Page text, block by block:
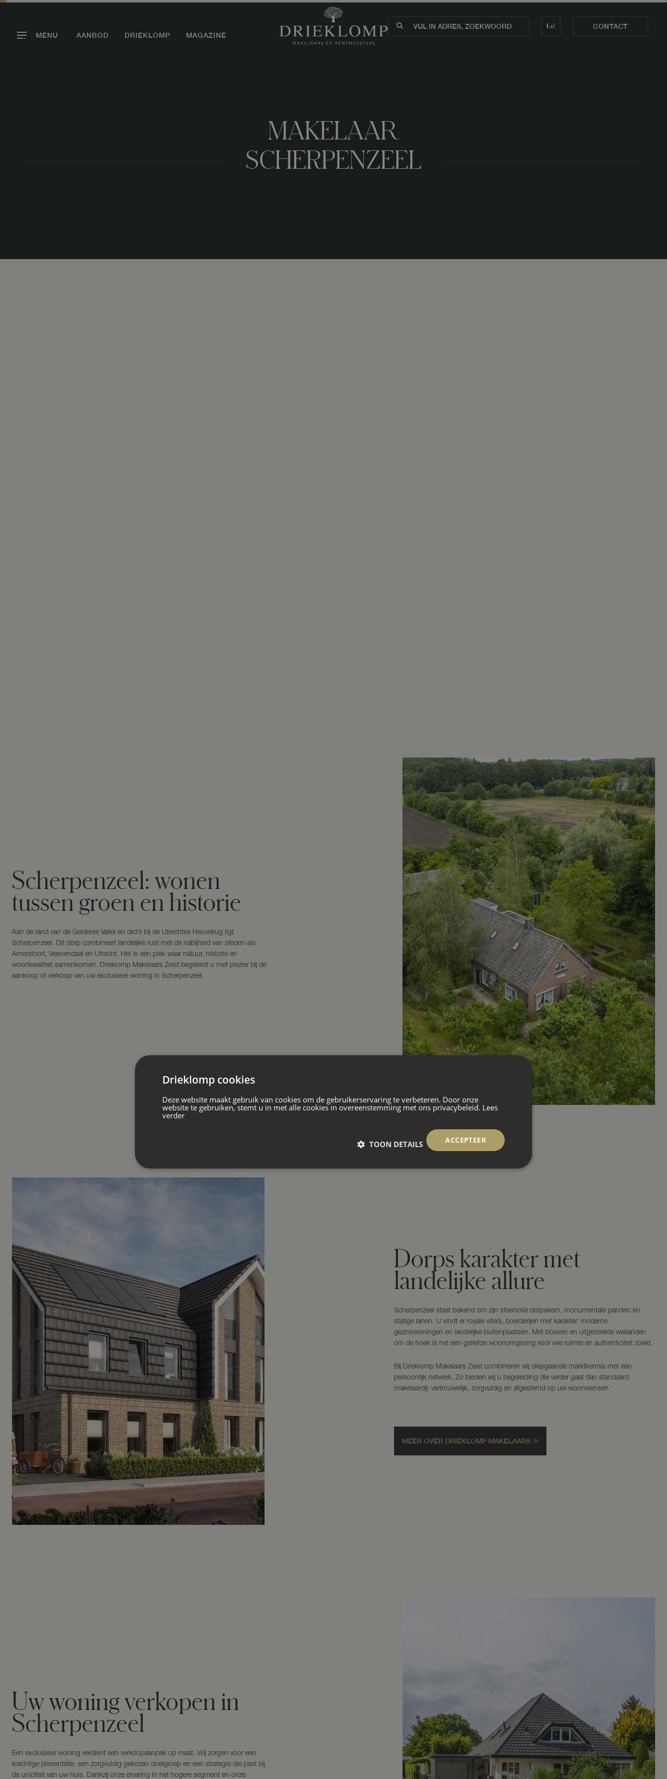
MENU AANBOD DRIEKLOMP MAGAZINE
CONTACT
MAKELAAR
SCHERPENZEEL
Scherpenzeel: wonen
tussen groen en historie
Aan de rand van de Gelderse Vallei en dicht bij de Utrechtse Heuvelrug ligt
Scherpenzeel. Dit dorp combineert landelijke rust met de nabijheid van steden als
Amersfoort, Veenendaal en Utrecht. Het is een plek waar natuur, historie en
woonkwaliteit samenkomen. Drieklomp Makelaars Zeist begeleidt u met plezier bij de
aankoop of verkoop van uw exclusieve woning in Scherpenzeel.
Dorps karakter met
landelijke allure
Scherpenzeel staat bekend om zijn sfeervolle dorpskern, monumentale panden en
statige lanen. U vindt er royale villa’s, boerderijen met karakter, moderne
gezinswoningen en landelijke buitenplaatsen. Met bossen en uitgestrekte weilanden
om de hoek is het een geliefde woonomgeving voor wie ruimte en authenticiteit zoekt.
Bij Drieklomp Makelaars Zeist combineren wij diepgaande marktkennis met een
persoonlijk netwerk. Zo bieden wij u begeleiding die verder gaat dan standaard
makelaardij: vertrouwelijk, zorgvuldig en afgestemd op uw woonwensen.
MEER OVER DRIEKLOMP MAKELAARS
Uw woning verkopen in
Scherpenzeel
Een exclusieve woning verdient een verkoopaanpak op maat. Wij zorgen voor een
krachtige presentatie, een zorgvuldig gekozen doelgroep en een strategie die past bij
de uniciteit van uw huis. Dankzij onze ervaring in het hogere segment en onze
Drieklomp cookies
Deze website maakt gebruik van cookies om de gebruikerservaring te verbeteren. Door onze
website te gebruiken, stemt u in met alle cookies in overeenstemming met ons privacybeleid. Lees
verder
ACCEPTEER
TOON DETAILS